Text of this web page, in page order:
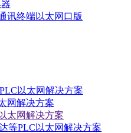
讯终端以太网口版
以太网解决方案
网解决方案
太网解决方案
等PLC以太网解决方案